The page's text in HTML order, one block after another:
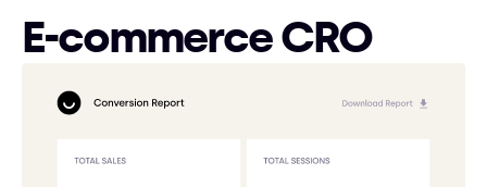
E-commerce CRO